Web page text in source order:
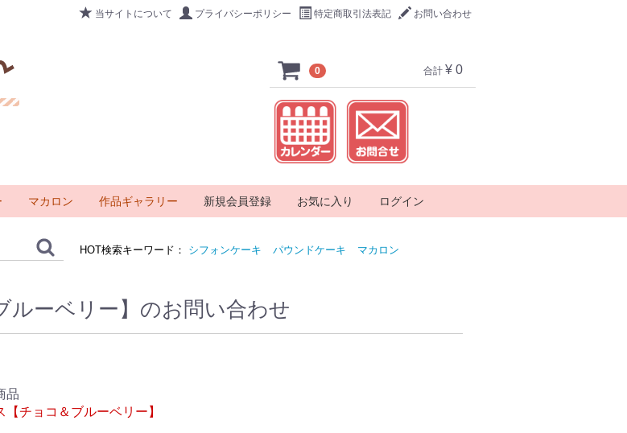
当サイトについて プライバシーポリシー 特定商取引法表記 お問い合わせ
0 合計 ¥ 0
HOT検索キーワード： シフォンケーキ パウンドケーキ マカロン
マカロン 作品ギャラリー 新規会員登録 お気に入り ログイン
ーベリー】のお問い合わせ
品
チョコ＆ブルーベリー】